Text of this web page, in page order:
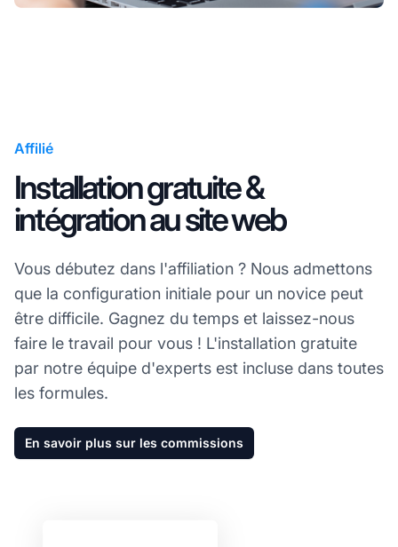
Affilié
Installation gratuite &
intégration au site web
Vous débutez dans l'affiliation ? Nous admettons
que la configuration initiale pour un novice peut
être difficile. Gagnez du temps et laissez-nous
faire le travail pour vous ! L'installation gratuite
par notre équipe d'experts est incluse dans toutes
les formules.
En savoir plus sur les commissions